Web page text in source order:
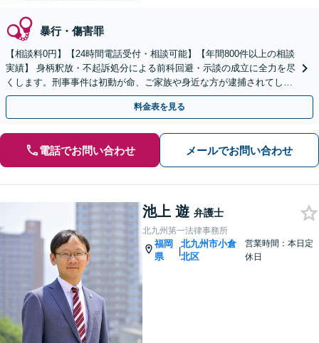
暴行・傷害罪
【相談料0円】【24時間電話受付・相談可能】【年間800件以上の相談
実績】 身柄釈放・不起訴処分による前科回避・示談の成立に全力を尽
くします。刑事事件は初動が命、ご家族や身近な方が逮捕されてしま
ったら一刻も早くお電話ください。
料金表を見る
電話でお問い合わせ メールでお問い合わせ
池上 遊 弁護士
北九州第一法律事務所
福岡
県
|
北九州市小倉
北区
営業時間：本日定
休日